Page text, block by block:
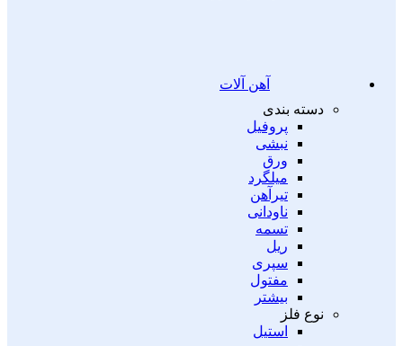
آهن آلات
دسته بندی
پروفیل
نبشی
ورق
میلگرد
تیرآهن
ناودانی
تسمه
ریل
سپری
مفتول
بیشتر
نوع فلز
استیل